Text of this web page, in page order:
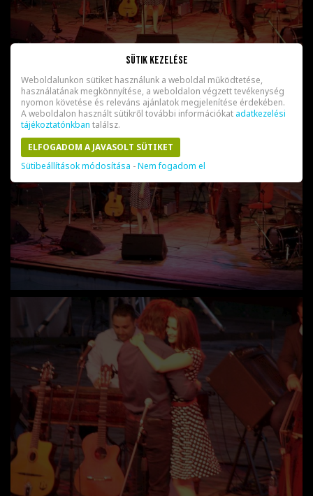
Sütik kezelése
Weboldalunkon sütiket használunk a weboldal működtetése,
használatának megkönnyítése, a weboldalon végzett tevékenység
nyomon követése és releváns ajánlatok megjelenítése érdekében.
A weboldalon használt sütikről további információkat adatkezelési
tájékoztatónkban találsz.
ELFOGADOM A JAVASOLT SÜTIKET
Sütibeállítások módosítása -Nem fogadom el